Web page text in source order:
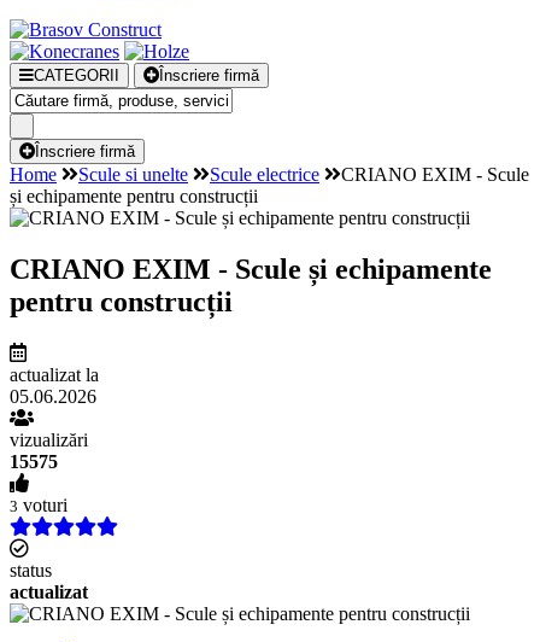
CATEGORII Înscriere firmă
Înscriere firmă
Home Scule si unelte Scule electrice
CRIANO EXIM - Scule
și echipamente pentru construcții
CRIANO EXIM - Scule și echipamente
pentru construcții
actualizat la
05.06.2026
vizualizări
15575
3 voturi
status
actualizat